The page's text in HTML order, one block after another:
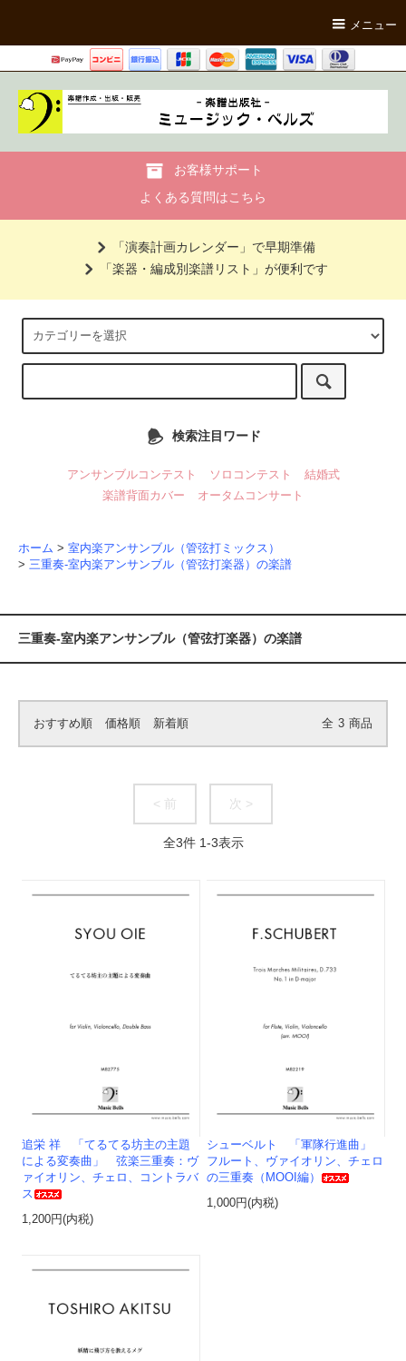
メニュー
お客様サポート
よくある質問はこちら
「演奏計画カレンダー」で早期準備
「楽器・編成別楽譜リスト」が便利です
検索注目ワード
アンサンブルコンテスト ソロコンテスト
結婚式
楽譜背面カバー
オータムコンサート
ホーム > 室内楽アンサンブル（管弦打ミックス）
> 三重奏-室内楽アンサンブル（管弦打楽器）の楽譜
三重奏-室内楽アンサンブル（管弦打楽器）の楽譜
おすすめ順 価格順 新着順 全 3 商品
< 前 次 >
全3件 1-3表示
追栄 祥 「てるてる坊主の主題
による変奏曲」 弦楽三重奏：ヴ
ァイオリン、チェロ、コントラバ
ス
1,200円(内税)
シューベルト 「軍隊行進曲」
フルート、ヴァイオリン、チェロ
の三重奏（MOOI編）
1,000円(内税)